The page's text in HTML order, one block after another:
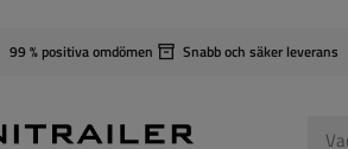
99 % positiva omdömen Snabb och säker leverans